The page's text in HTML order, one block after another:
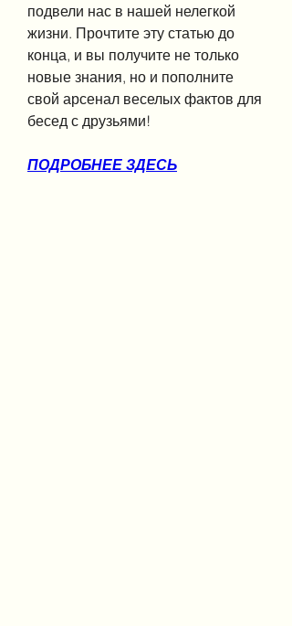
подвели нас в нашей нелегкой
жизни. Прочтите эту статью до
конца, и вы получите не только
новые знания, но и пополните
свой арсенал веселых фактов для
бесед с друзьями!
ПОДРОБНЕЕ ЗДЕСЬ